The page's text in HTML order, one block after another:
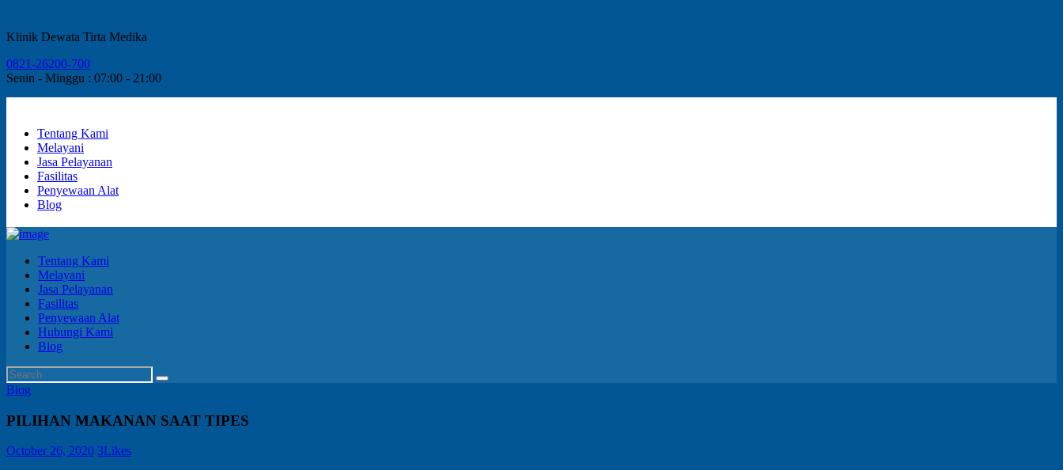
Klinik Dewata Tirta Medika
0821-26200-700
Senin - Minggu : 07:00 - 21:00
Tentang Kami
Melayani
Jasa Pelayanan
Fasilitas
Penyewaan Alat
Blog
Tentang Kami
Melayani
Jasa Pelayanan
Fasilitas
Penyewaan Alat
Hubungi Kami
Blog
Blog
PILIHAN MAKANAN SAAT TIPES
October 26, 2020 3Likes